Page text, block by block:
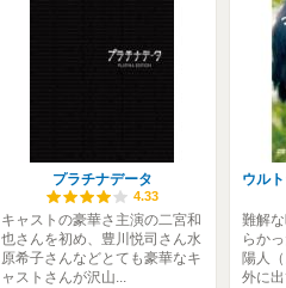
プラチナデータ
4.33
キャストの豪華さ主演の二宮和
也さんを初め、豊川悦司さん水
原希子さんなどとても豪華なキ
ャストさんが沢山...
難解
らか
陽人
外に